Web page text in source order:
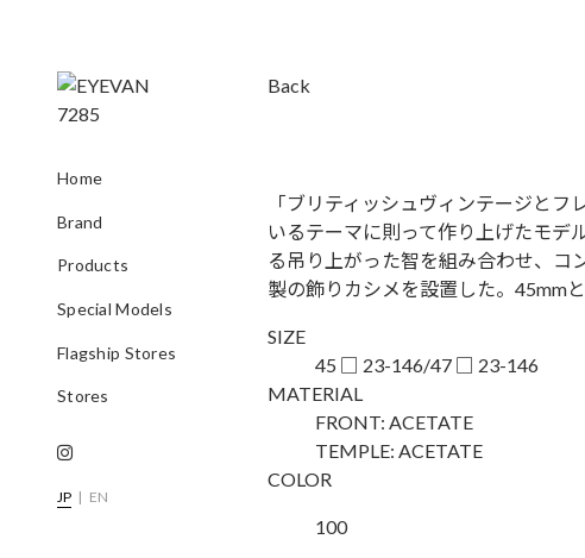
Home
Brand
Products
Special Models
Flagship Stores
Stores
JP | EN
Back
「ブリティッシュヴィンテージと
いるテーマに則って作り上げたモデ
る吊り上がった智を組み合わせ、コ
製の飾りカシメを設置した。45mm
SIZE
45 □ 23-146/47 □ 23-146
MATERIAL
FRONT: ACETATE
TEMPLE: ACETATE
COLOR
100